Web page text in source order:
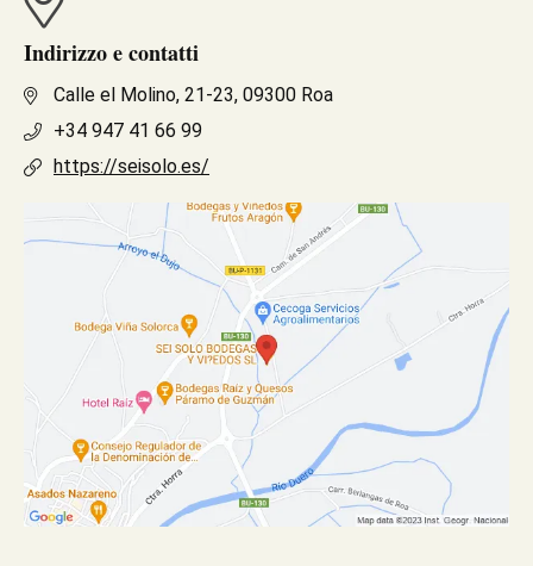
Indirizzo e contatti
Calle el Molino, 21-23, 09300 Roa
+34 947 41 66 99
https://seisolo.es/